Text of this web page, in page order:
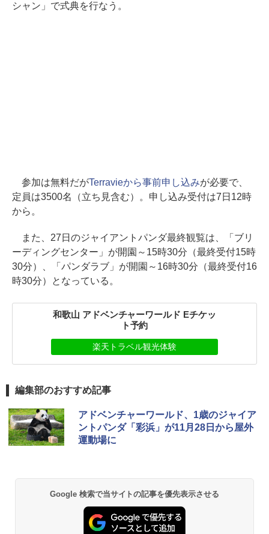
シャン」で式典を行なう。
参加は無料だがTerravieから事前申し込みが必要で、
定員は3500名（立ち見含む）。申し込み受付は7日12時
から。
また、27日のジャイアントパンダ最終観覧は、「ブリ
ーディングセンター」が開園～15時30分（最終受付15時
30分）、「パンダラブ」が開園～16時30分（最終受付16
時30分）となっている。
和歌山 アドベンチャーワールド Eチケッ
ト予約
楽天トラベル観光体験
編集部のおすすめ記事
アドベンチャーワールド、1歳のジャイア
ントパンダ「彩浜」が11月28日から屋外
運動場に
Google 検索で当サイトの記事を優先表示させる